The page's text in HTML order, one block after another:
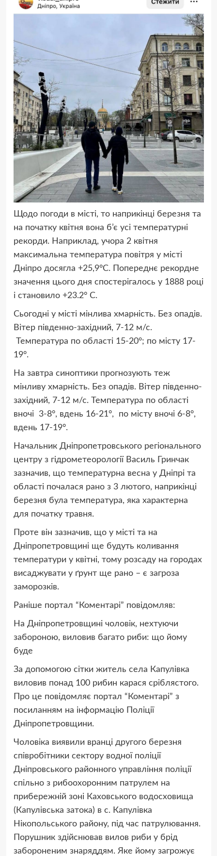
Щодо погоди в місті, то наприкінці березня та
на початку квітня вона б’є усі температурні
рекорди. Наприклад, учора 2 квітня
максимальна температура повітря у місті
Дніпро досягла +25,9°С. Попереднє рекордне
значення цього дня спостерігалось у 1888 році
і становило +23.2° С.
Сьогодні у місті мінлива хмарність. Без опадів.
Вітер південно-західний, 7-12 м/с.
Температура по області 15-20°; по місту 17-
19°.
На завтра синоптики прогнозують теж
мінливухмарність. Без опадів. Вітер південно-
західний, 7-12 м/с. Температура по області
вночі 3-8°, вдень 16-21°, по місту вночі 6-8°,
вдень 17-19°.
Начальник Дніпропетровського регіонального
центру з гідрометеорології Василь Гринчак
зазначив, що температурна весна у Дніпрі та
області почалася рано з 3 лютого, наприкінці
березня була температура, яка характерна
для початку травня.
Проте він зазначив, що у місті та на
Дніпропетровщині ще будуть коливання
температури у квітні, тому розсаду на городах
висаджувати у ґрунт ще рано – є загроза
заморозків.
Раніше портал “Коментарі” повідомляв:
На Дніпропетровщині чоловік, нехтуючи
забороною, виловив багато риби: що йому
буде
За допомогою сітки житель села Капулівка
виловив понад 100 рибин карася сріблястого.
Про це повідомляє портал “Коментарі” з
посиланням на інформацію Поліції
Дніпропетровщини.
Чоловіка виявили вранці другого березня
співробітники сектору водної поліції
Дніпровського районного управління поліції
спільно з рибоохоронним патрулем на
прибережній зоні Каховського водосховища
(Капулівська затока) в с. Капулівка
Нікопольського району, під час патрулювання.
Порушник здійснював вилов риби у брід
забороненим знаряддям. Яке йому загрожує